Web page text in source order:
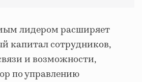
лидером расширяет
капитал сотрудников,
и возможности,
по управлению